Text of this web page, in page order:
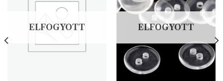
ELFOGYOTT ELFOGYOTT